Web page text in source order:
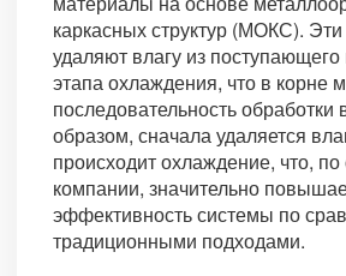
каркасных структур (МОКС).
удаляют влагу из
этапа охлаждения, что в корне
последовательность обработки
образом, сначала удаляется
происходит охлаждение, что,
компании, значительно
эффективность системы по
традиционными подходами.